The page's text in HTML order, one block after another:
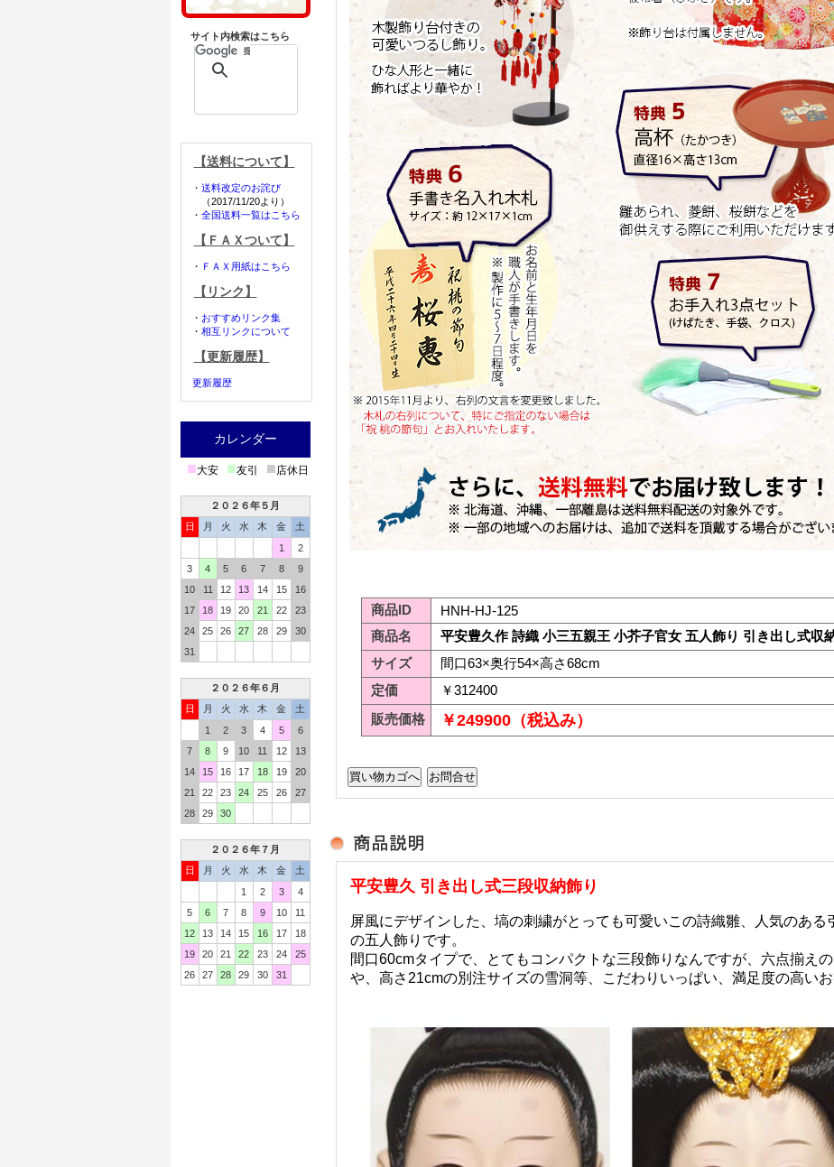
サイト内検索はこちら
【送料について】
・ 送料改定のお詫び
（2017/11/20より）
・ 全国送料一覧はこちら
【ＦＡＸついて】
・ ＦＡＸ用紙はこちら
【リンク】
・ おすすめリンク集
・ 相互リンクについて
【更新履歴】
更新履歴
カレンダー
■大安 ■友引 ■店休日
２０２６年５月
日
月 火 水 木 金
土
1
2
3
4 5 6 7 8
9
10
11 12 13 14 15
16
17
18 19 20 21 22
23
24
25 26 27 28 29
30
31
２０２６年６月
日
月 火 水 木 金
土
1
2 3 4 5
6
7
8 9 10 11 12
13
14
15 16 17 18 19
20
21
22 23 24 25 26
27
28
29 30
２０２６年７月
日
月 火 水 木 金
土
1
2 3
4
5
6 7 8 9 10
11
12
13 14 15 16 17
18
19
20 21 22 23 24
25
26
27 28 29 30 31
商品ID
HNH-HJ-125
商品名
平安豊久作 詩織 小三五親王 小芥子官女 五人飾り 引き出し式収
サイズ
間口63×奥行54×高さ68cm
定価
￥312400
販売価格
￥249900（税込み）
平安豊久 引き出し式三段収納飾り
屏風にデザインした、塙の刺繍がとっても可愛いこの詩織雛、人気のある
の五人飾りです。
間口60cmタイプで、とてもコンパクトな三段飾りなんですが、六点揃え
や、高さ21cmの別注サイズの雪洞等、こだわりいっぱい、満足度の高いお